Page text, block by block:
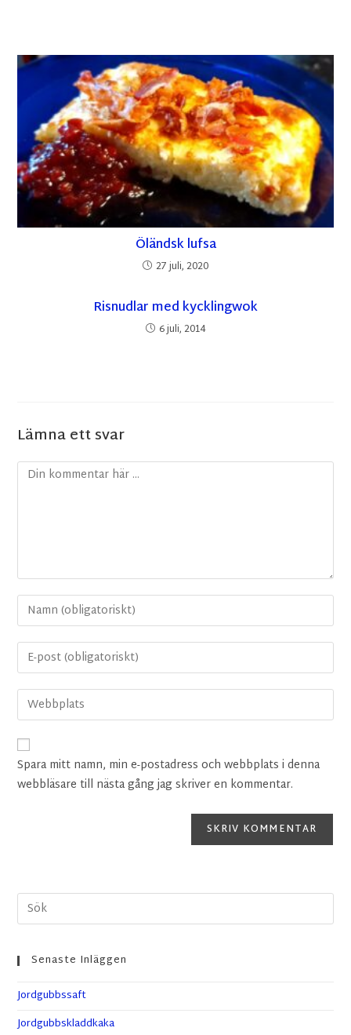
Öländsk lufsa
27 juli, 2020
Risnudlar med kycklingwok
6 juli, 2014
Lämna ett svar
Spara mitt namn, min e-postadress och webbplats i denna
webbläsare till nästa gång jag skriver en kommentar.
Senaste Inläggen
Jordgubbssaft
Jordgubbskladdkaka